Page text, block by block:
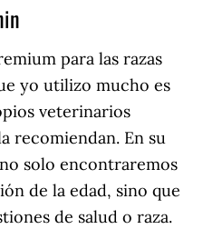
para las razas
yo utilizo mucho es
veterinarios
recomiendan. En su
solo encontraremos
de la edad, sino que
de salud o raza.